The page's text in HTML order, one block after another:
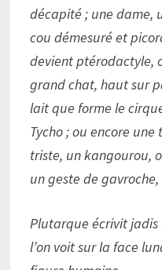
décapité ; une dame,
cou démesuré et
devient ptérodactyle,
grand chat, haut sur
lait que forme le
Tycho ; ou encore
triste, un kangourou,
un geste de
Plutarque écrivit jadis
l’on voit sur la face